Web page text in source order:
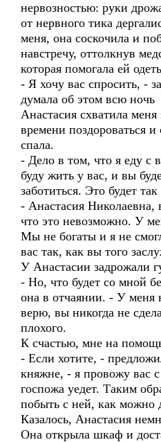
нервозностью: руки
от нервного тика
меня, она соскочила и
навстречу, оттолкнув
которая помогала ей
- Я хочу вас спросить, -
думала об этом всю ночь
Анастасия схватила меня
времени поздороваться и
спала.
- Дело в том, что я еду
буду жить у вас, и вы
заботиться. Это будет
- Анастасия Николаевна,
что это невозможно. У
Мы не богаты и я не
вас так, как вы того
У Анастасии задрожали
- Но, что будет со мной
она в отчаянии. - У меня
верю, вы никогда не
плохого.
К счастью, мне на
- Если хотите, -
княжне, - я провожу вас с
госпожа уедет. Таким
побыть с ней, как можно
Казалось, Анастасия
Она открыла шкаф и